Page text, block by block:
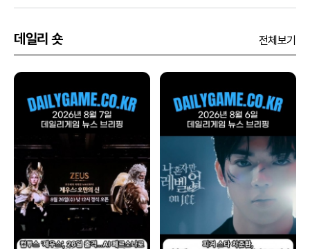
데일리 숏 전체보기